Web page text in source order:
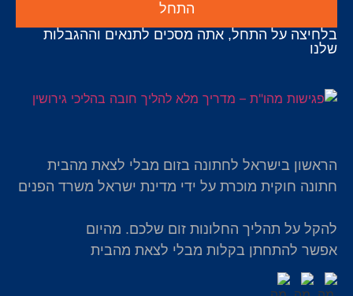
התחל
בלחיצה על התחל, אתה מסכים לתנאים וההגבלות
שלנו
הראשון בישראל לחתונה בזום מבלי לצאת מהבית
חתונה חוקית מוכרת על ידי מדינת ישראל משרד הפנים
להקל על תהליך החלונות זום שלכם. מהיום
אפשר להתחתן בקלות מבלי לצאת מהבית